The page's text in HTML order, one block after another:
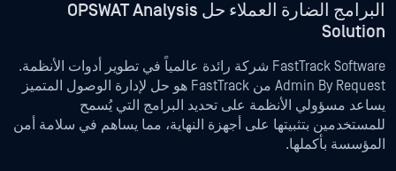
البرامج الضارة العملاء حل OPSWAT Analysis
Solution
FastTrack Software شركة رائدة عالمياً في تطوير أدوات الأنظمة.
Admin By Request من FastTrack هو حل لإدارة الوصول المتميز
يساعد مسؤولي الأنظمة على تحديد البرامج التي يُسمح
للمستخدمين بتثبيتها على أجهزة النهاية، مما يساهم في سلامة أمن
المؤسسة بأكملها.